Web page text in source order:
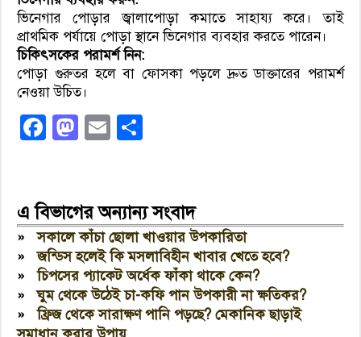
ভিনেগার পোড়ার জ্বালাপোড়া কমাতে সাহায্য করে। তাই
প্রাথমিক পর্যায়ে পোড়া স্থানে ভিনেগার ব্যবহার করতে পারেন।
চিকিৎসকের পরামর্শ নিন:
পোড়া গুরুতর হলে বা ফোসকা পড়লে দ্রুত ডাক্তারের পরামর্শ
নেওয়া উচিত।
Facebook
Mastodon
Email
এ বিভাগের অন্যান্য সংবাদ
»সকালে কাঁচা ছোলা খাওয়ার উপকারিতা
»জন্ডিস হলেই কি মসলাবিহীন খাবার খেতে হবে?
»চিপসের প্যাকেট অর্ধেক ফাঁকা থাকে কেন?
»ঘুম থেকে উঠেই চা-কফি পান উপকারী না ক্ষতিকর?
»ফ্রিজ থেকে সারাক্ষণ পানি পড়ছে? মেকানিক ছাড়াই
সমাধান করার উপায়